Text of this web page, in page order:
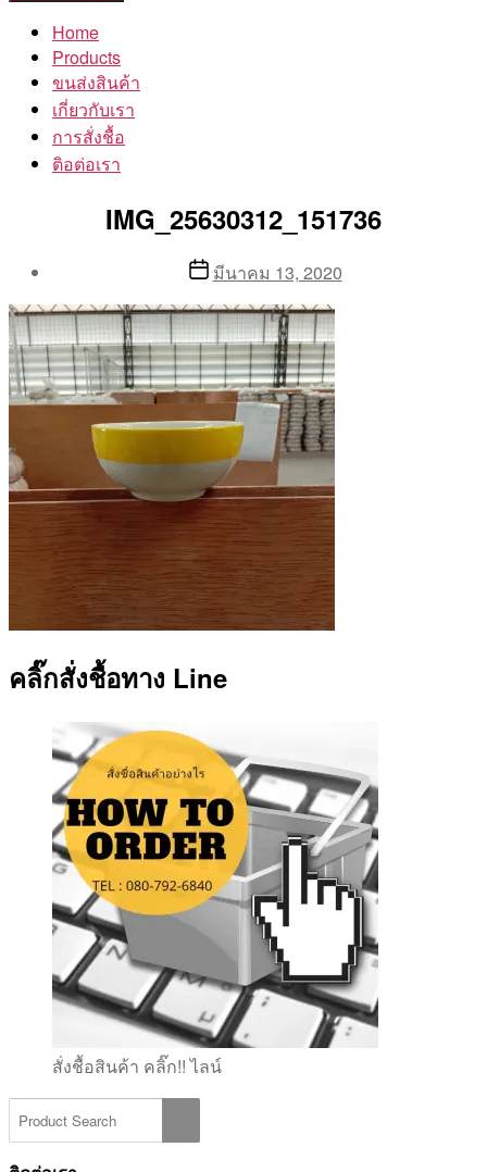
Home
Products
ขนส่งสินค้า
เกี่ยวกับเรา
การสั่งชื้อ
ติอต่อเรา
IMG_25630312_151736
By
Aea
Postมีนาคม 13, 2020
คลิ๊กสั่งชื้อทาง Line
สั่งชื้อสินค้า คลิ๊ก!! ไลน์